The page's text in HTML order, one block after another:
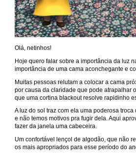
Olá, netinhos!
Hoje quero falar sobre a importância da luz
importância de uma cama aconchegante e
Muitas pessoas relutam a colocar a cama
por causa da claridade que pode atrapalhar
que uma cortina blackout resolve rapidinho
A luz do sol traz com ela uma poderosa
e não temos motivos pra fugir dela. Aqui
fazer da janela uma cabeceira.
Um confortável lençol de algodão, que não
os mais apropriados para esse período do